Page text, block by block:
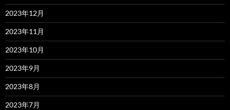
2023年12月
2023年11月
2023年10月
2023年9月
2023年8月
2023年7月